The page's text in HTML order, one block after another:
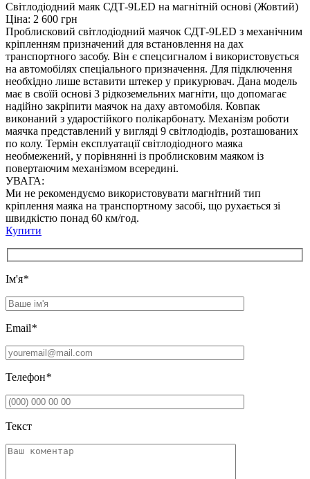
Світлодіодний маяк СДТ-9LED на магнітній основі (Жовтий)
Ціна: 2 600 грн
Проблисковий світлодіодний маячок СДТ-9LED з механічним
кріпленням призначений для встановлення на дах
транспортного засобу. Він є спецсигналом і використовується
на автомобілях спеціального призначення. Для підключення
необхідно лише вставити штекер у прикурювач. Дана модель
має в своїй основі 3 рідкоземельних магніти, що допомагає
надійно закріпити маячок на даху автомобіля. Ковпак
виконаний з ударостійкого полікарбонату. Механізм роботи
маячка представлений у вигляді 9 світлодіодів, розташованих
по колу. Термін експлуатації світлодіодного маяка
необмежений, у порівнянні із проблисковим маяком із
повертаючим механізмом всередині.
УВАГА:
Ми не рекомендуємо використовувати магнітний тип
кріплення маяка на транспортному засобі, що рухається зі
швидкістю понад 60 км/год.
Купити
Iм'я*
Email*
Телефон*
Текст